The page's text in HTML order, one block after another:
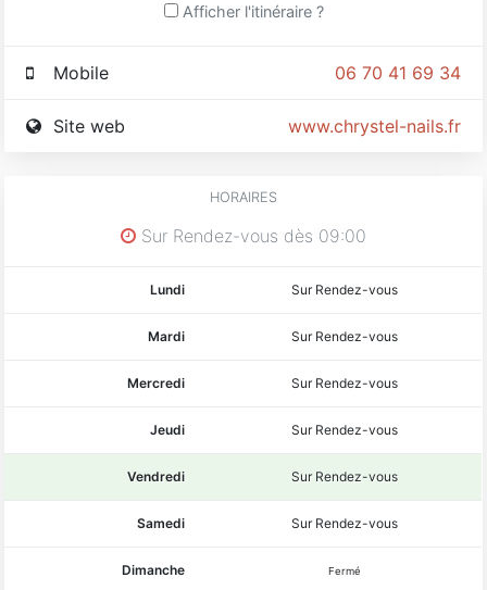
Afficher l'itinéraire ?
06 70 41 69 34
Mobile
www.chrystel-nails.fr
Site web
HORAIRES
Sur Rendez-vous dès 09:00
Lundi Sur Rendez-vous
Mardi Sur Rendez-vous
Mercredi Sur Rendez-vous
Jeudi Sur Rendez-vous
Vendredi Sur Rendez-vous
Samedi Sur Rendez-vous
Dimanche Fermé